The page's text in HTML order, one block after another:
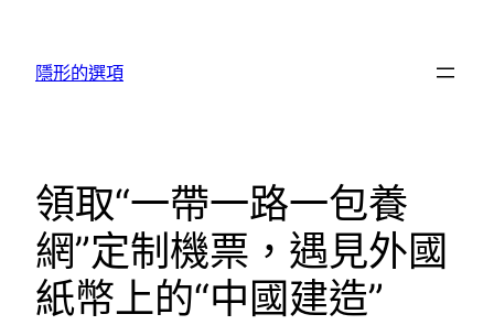
隱形的選項
領取“一帶一路一包養
網”定制機票，遇見外國
紙幣上的“中國建造”